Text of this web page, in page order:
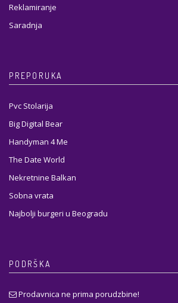
Reklamiranje
Saradnja
PREPORUKA
Pvc Stolarija
Big Digital Bear
Handyman 4 Me
The Date World
Nekretnine Balkan
Sobna vrata
Najbolji burgeri u Beogradu
PODRŠKA
Prodavnica ne prima porudzbine!